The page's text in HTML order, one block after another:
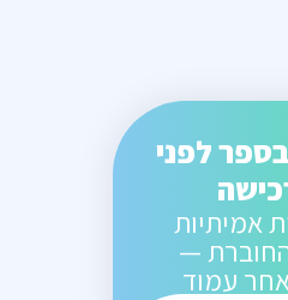
לפני
אמיתיות
—
עמוד